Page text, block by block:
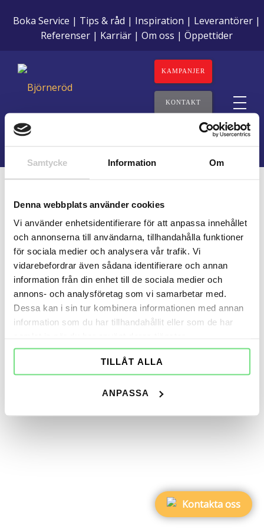
Samtycke Information Om
Denna webbplats använder cookies
Vi använder enhetsidentifierare för att anpassa innehållet
och annonserna till användarna, tillhandahålla funktioner
för sociala medier och analysera vår trafik. Vi
vidarebefordrar även sådana identifierare och annan
information från din enhet till de sociala medier och
annons- och analysföretag som vi samarbetar med.
Dessa kan i sin tur kombinera informationen med annan
information som du har tillhandahållit eller som de har
TILLÅT ALLA
ANPASSA
Boka Service Tips & råd Inspiration
Leverantörer
Referenser
Karriär Om oss Öppettider
KAMPANJER
KONTAKT
Tack för
din fråga.
Vi återkommer
med svar så snart
som möjligt.
TILLBAKA
TILL
STARTSIDA
N
Kontakta oss